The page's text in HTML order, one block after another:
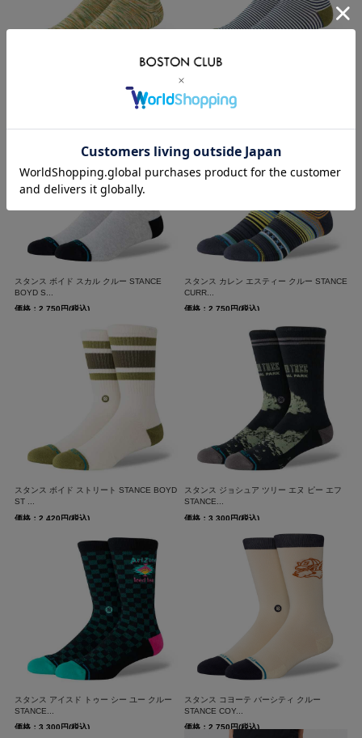
価格：3,300円(税込)
スタンス ボイド スカル クルー STANCE
BOYD S...
価格：2,750円(税込)
スタンス カレン エスティー クルー STANCE
CURR...
価格：2,750円(税込)
スタンス ボイド ストリート STANCE BOYD
ST ...
価格：2,420円(税込)
スタンス ジョシュア ツリー エヌ ピー エフ
STANCE...
価格：3,300円(税込)
スタンス アイスド トゥー シー ユー クルー
STANCE...
価格：3,300円(税込)
スタンス コヨーテ バーシティ クルー
STANCE COY...
価格：2,750円(税込)